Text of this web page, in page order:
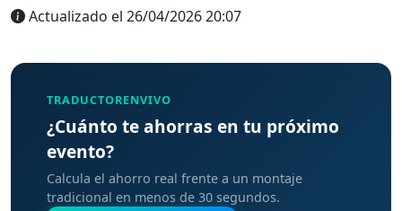
Actualizado el 26/04/2026 20:07
TRADUCTORENVIVO
¿Cuánto te ahorras en tu próximo
evento?
Calcula el ahorro real frente a un montaje
tradicional en menos de 30 segundos.